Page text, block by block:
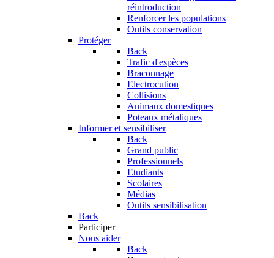
réintroduction
Renforcer les populations
Outils conservation
Protéger
Back
Trafic d'espèces
Braconnage
Electrocution
Collisions
Animaux domestiques
Poteaux métaliques
Informer et sensibiliser
Back
Grand public
Professionnels
Etudiants
Scolaires
Médias
Outils sensibilisation
Back
Participer
Nous aider
Back